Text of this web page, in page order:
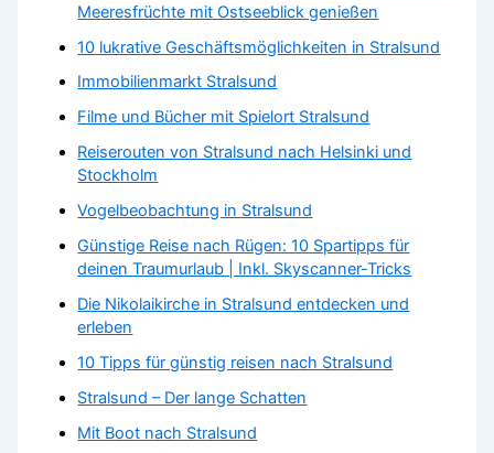
Meeresfrüchte mit Ostseeblick genießen
10 lukrative Geschäftsmöglichkeiten in Stralsund
Immobilienmarkt Stralsund
Filme und Bücher mit Spielort Stralsund
Reiserouten von Stralsund nach Helsinki und
Stockholm
Vogelbeobachtung in Stralsund
Günstige Reise nach Rügen: 10 Spartipps für
deinen Traumurlaub | Inkl. Skyscanner-Tricks
Die Nikolaikirche in Stralsund entdecken und
erleben
10 Tipps für günstig reisen nach Stralsund
Stralsund – Der lange Schatten
Mit Boot nach Stralsund